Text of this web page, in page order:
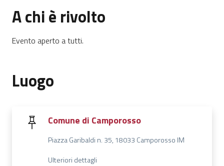
A chi è rivolto
Evento aperto a tutti.
Luogo
Comune di Camporosso
Piazza Garibaldi n. 35, 18033 Camporosso IM
Ulteriori dettagli